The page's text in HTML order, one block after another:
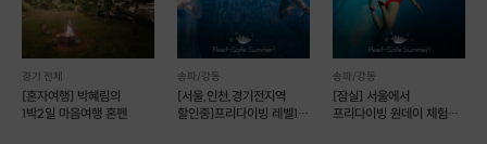
경기 전체
[혼자여행] 박혜림의
1박2일 마음여행 혼펜
송파/강동
[서울,인천,경기전지역
할인중]프리다이빙 레벨1
송파/강동
[잠실] 서울에서
프리다이빙 원데이 체험